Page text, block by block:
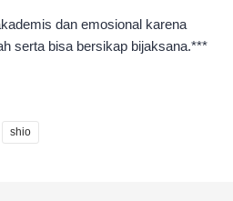
dan emosional karena
serta bisa bersikap bijaksana.***
shio